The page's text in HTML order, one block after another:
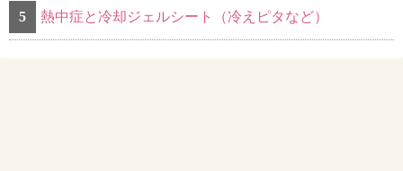
5 熱中症と冷却ジェルシート（冷えピタなど）